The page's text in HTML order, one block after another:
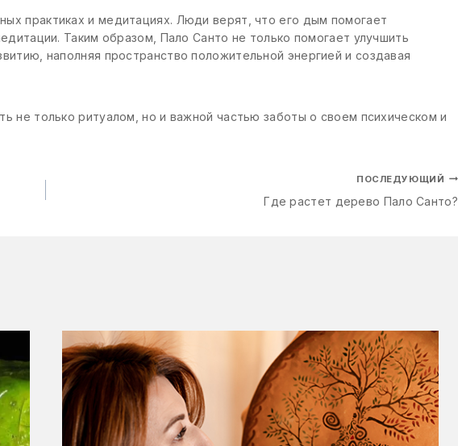
практиках и медитациях. Люди верят, что его дым помогает
Таким образом, Пало Санто не только помогает улучшить
наполняя пространство положительной энергией и создавая
не только ритуалом, но и важной частью заботы о своем психическом и
ПОСЛЕДУЮЩИЙ
Где растет дерево Пало Санто?